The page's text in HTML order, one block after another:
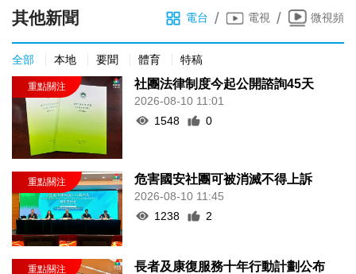
其他新聞 電台 / 電視 / 微視頻
全部 本地 要聞 體育 特稿
社團法律制度今起公開諮詢45天
2026-08-10 11:01
1548
0
危害國安社團可被消滅不得上訴
2026-08-10 11:45
1238
2
長者及康復服務十年行動計劃公布